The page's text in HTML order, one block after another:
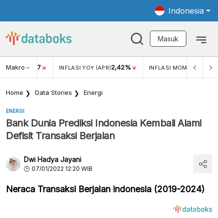
Indonesia
Masuk
Makro
USD/IDR 17 INFLASI YOY (APR)2,42% INFLASI MOM (MAR)
Home Data Stories Energi
ENERGI
Bank Dunia Prediksi Indonesia Kembali Alami
Defisit Transaksi Berjalan
Dwi Hadya Jayani
07/01/2022 12:20 WIB
Neraca Transaksi Berjalan indonesia (2019-2024)